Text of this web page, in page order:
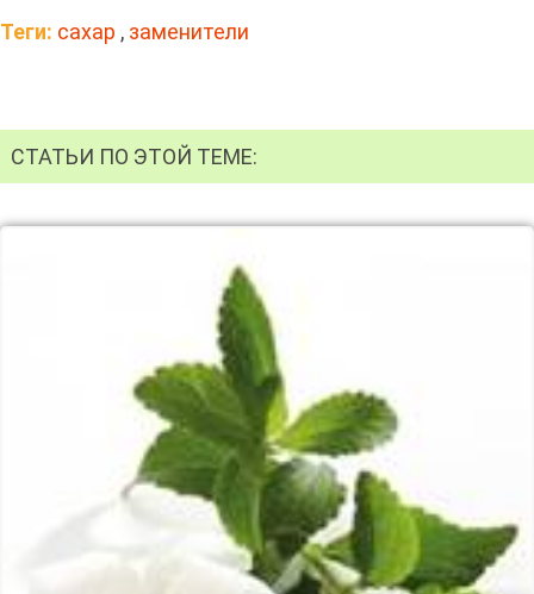
Теги: сахар , заменители
СТАТЬИ ПО ЭТОЙ ТЕМЕ: